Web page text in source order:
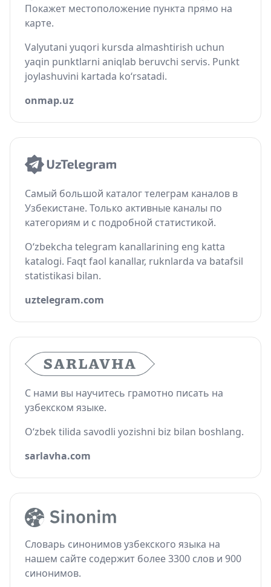
Покажет местоположение пункта прямо на
карте.
Valyutani yuqori kursda almashtirish uchun
yaqin punktlarni aniqlab beruvchi servis. Punkt
joylashuvini kartada ko‘rsatadi.
onmap.uz
Самый большой каталог телеграм каналов в
Узбекистане. Только активные каналы по
категориям и с подробной статистикой.
O‘zbekcha telegram kanallarining eng katta
katalogi. Faqt faol kanallar, ruknlarda va batafsil
statistikasi bilan.
uztelegram.com
С нами вы научитесь грамотно писать на
узбекском языке.
O‘zbek tilida savodli yozishni biz bilan boshlang.
sarlavha.com
Словарь синонимов узбекского языка на
нашем сайте содержит более 3300 слов и 900
синонимов.